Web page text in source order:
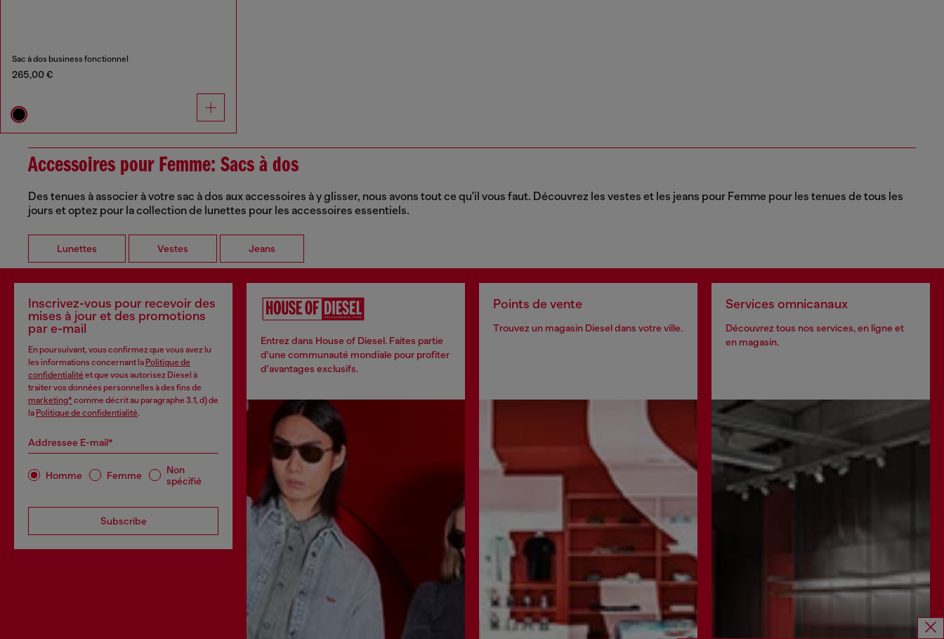
Sac à dos business fonctionnel
265,00 €
Accessoires pour Femme: Sacs à dos
Des tenues à associer à votre sac à dos aux accessoires à y glisser, nous avons tout ce qu'il vous faut. Découvrez les vestes et les jeans pour Femme pour les tenues de tous les
jours et optez pour la collection de lunettes pour les accessoires essentiels.
Lunettes Vestes Jeans
Inscrivez-vous pour recevoir des
mises à jour et des promotions
par e-mail
En poursuivant, vous confirmez que vous avez lu
les informations concernant la Politique de
confidentialité et que vous autorisez Diesel à
traiter vos données personnelles à des fins de
marketing* comme décrit au paragraphe 3.1, d) de
la Politique de confidentialité.
Addressee E-mail*
Homme Femme
Non
spécifié
Subscribe
Entrez dans House of Diesel. Faites partie
d'une communauté mondiale pour profiter
d'avantages exclusifs.
Points de vente
Trouvez un magasin Diesel dans votre ville.
Services omnicanaux
Découvrez tous nos services, en ligne et
en magasin.